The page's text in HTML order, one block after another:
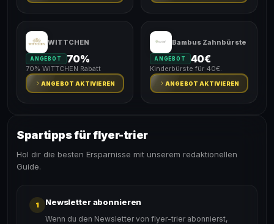
WITTCHEN
ANGEBOT 70%
70% WITTCHEN Rabatt
ANGEBOT AKTIVIEREN
Bambus Zahnbürste
ANGEBOT 40€
Kinderbürste für 40€.
ANGEBOT AKTIVIEREN
Spartipps für flyer-trier
Hol dir die besten Ersparnisse mit unserem redaktionellen
Guide.
1 Newsletter abonnieren
Wenn du den Newsletter von flyer-trier abonnierst,